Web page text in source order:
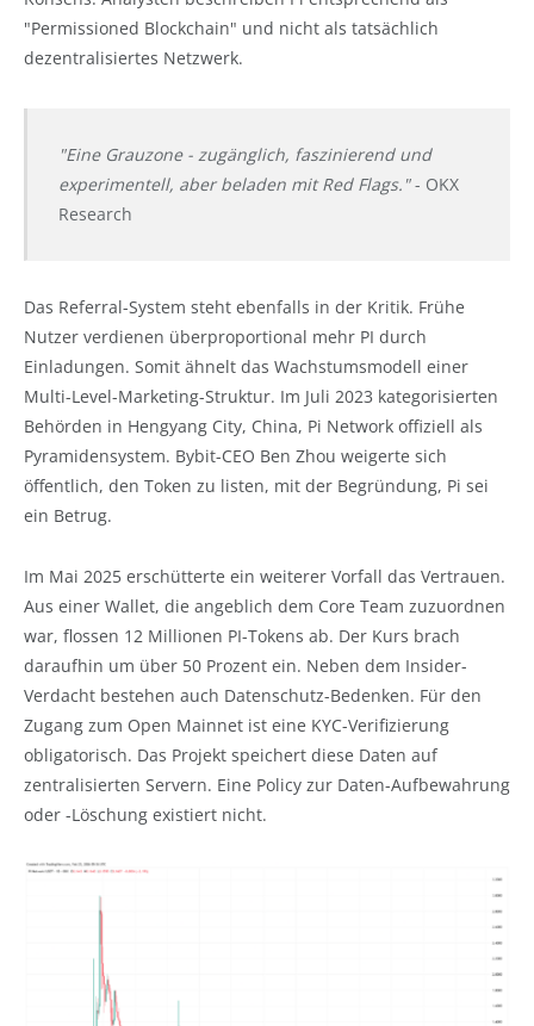
"Permissioned Blockchain" und nicht als tatsächlich
dezentralisiertes Netzwerk.
"Eine Grauzone - zugänglich, faszinierend und
experimentell, aber beladen mit Red Flags."- OKX
Research
Das Referral-System steht ebenfalls in der Kritik. Frühe
Nutzer verdienen überproportional mehr PI durch
Einladungen. Somit ähnelt das Wachstumsmodell einer
Multi-Level-Marketing-Struktur. Im Juli 2023 kategorisierten
Behörden in Hengyang City, China, Pi Network offiziell als
Pyramidensystem. Bybit-CEO Ben Zhou weigerte sich
öffentlich, den Token zu listen, mit der Begründung, Pi sei
ein Betrug.
Im Mai 2025 erschütterte ein weiterer Vorfall das Vertrauen.
Aus einer Wallet, die angeblich dem Core Team zuzuordnen
war, flossen 12 Millionen PI-Tokens ab. Der Kurs brach
daraufhin um über 50 Prozent ein. Neben dem Insider-
Verdacht bestehen auch Datenschutz-Bedenken. Für den
Zugang zum Open Mainnet ist eine KYC-Verifizierung
obligatorisch. Das Projekt speichert diese Daten auf
zentralisierten Servern. Eine Policy zur Daten-Aufbewahrung
oder -Löschung existiert nicht.